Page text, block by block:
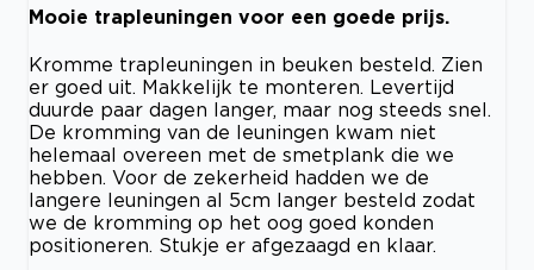
Mooie trapleuningen voor een goede prijs.
Kromme trapleuningen in beuken besteld. Zien
er goed uit. Makkelijk te monteren. Levertijd
duurde paar dagen langer, maar nog steeds snel.
De kromming van de leuningen kwam niet
helemaal overeen met de smetplank die we
hebben. Voor de zekerheid hadden we de
langere leuningen al 5cm langer besteld zodat
we de kromming op het oog goed konden
positioneren. Stukje er afgezaagd en klaar.